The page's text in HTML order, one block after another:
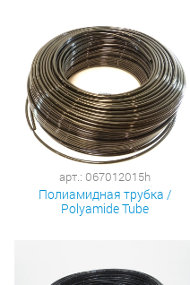
арт.: 067012015h
Полиамидная трубка /
Polyamide Tube